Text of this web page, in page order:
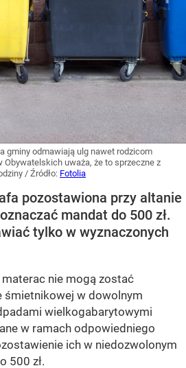
gminy odmawiają ulg nawet rodzicom
Obywatelskich uważa, że to sprzeczne z
/ Źródło: Fotolia
pozostawiona przy altanie
mandat do 500 zł.
tylko w wyznaczonych
nie mogą zostać
śmietnikowej w dowolnym
wielkogabarytowymi
w ramach odpowiedniego
ich w niedozwolonym
500 zł.